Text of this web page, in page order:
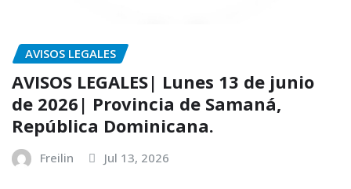
AVISOS LEGALES
AVISOS LEGALES| Lunes 13 de junio
de 2026| Provincia de Samaná,
República Dominicana.
Freilin Jul 13, 2026